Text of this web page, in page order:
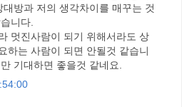
방과 저의 생각차이를 매꾸는 것
니다.
멋진사람이 되기 위해서라도 상
하는 사람이 되면 안될것 같습니
기대하면 좋을것 같네요.